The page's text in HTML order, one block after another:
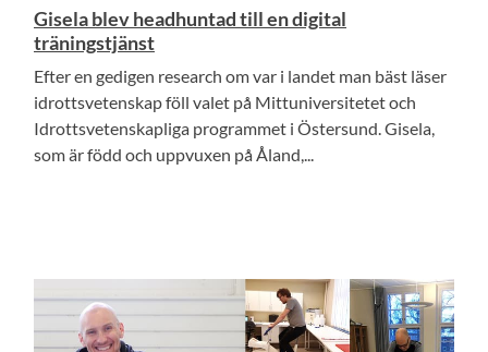
Gisela blev headhuntad till en digital
träningstjänst
Efter en gedigen research om var i landet man bäst läser
idrottsvetenskap föll valet på Mittuniversitetet och
Idrottsvetenskapliga programmet i Östersund. Gisela,
som är född och uppvuxen på Åland,...